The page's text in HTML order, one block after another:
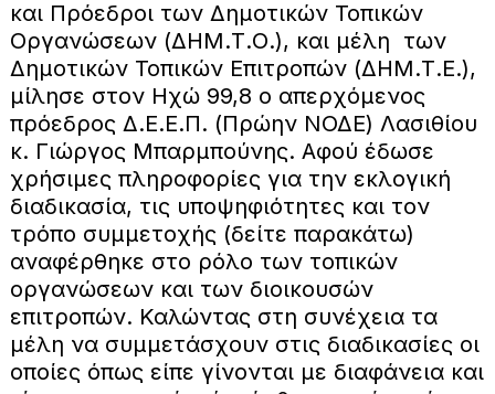
και Πρόεδροι των Δημοτικών Τοπικών
Οργανώσεων (ΔΗΜ.Τ.Ο.), και μέλη των
Δημοτικών Τοπικών Επιτροπών (ΔΗΜ.Τ.Ε.),
μίλησε στον Ηχώ 99,8 ο απερχόμενος
πρόεδρος Δ.Ε.Ε.Π. (Πρώην ΝΟΔΕ) Λασιθίου
κ. Γιώργος Μπαρμπούνης. Αφού έδωσε
χρήσιμες πληροφορίες για την εκλογική
διαδικασία, τις υποψηφιότητες και τον
τρόπο συμμετοχής (δείτε παρακάτω)
αναφέρθηκε στο ρόλο των τοπικών
οργανώσεων και των διοικουσών
επιτροπών. Καλώντας στη συνέχεια τα
μέλη να συμμετάσχουν στις διαδικασίες οι
οποίες όπως είπε γίνονται με διαφάνεια και